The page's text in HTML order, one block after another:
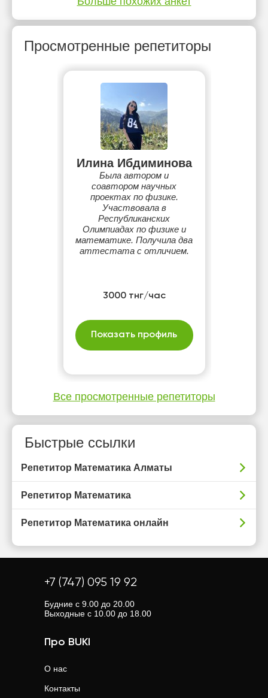
Просмотренные репетиторы
Илина Ибдиминова
Была автором и
соавтором научных
проектах по физике.
Участвовала в
Республиканских
Олимпиадах по физике и
математике. Получила два
аттестата с отличием.
3000 тнг/час
Показать профиль
Все просмотренные репетиторы
Быстрые ссылки
Репетитор Математика Алматы
Репетитор Математика
Репетитор Математика онлайн
+7 (747) 095 19 92
Будние с 9.00 до 20.00
Выходные с 10.00 до 18.00
Про BUKI
О нас
Контакты